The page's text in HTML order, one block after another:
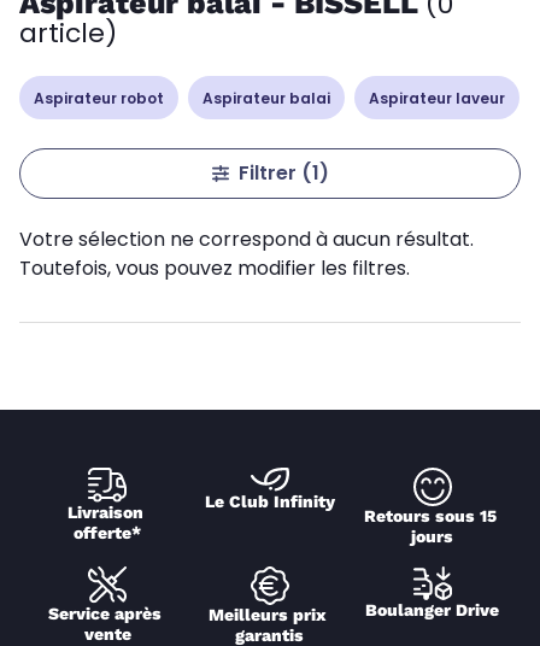
article)
Aspirateur robot Aspirateur balai Aspirateur laveur
Filtrer (1)
Votre sélection ne correspond à aucun résultat.
Toutefois, vous pouvez modifier les filtres.
Livraison
offerte*
Le Club Infinity
Retours sous 15
jours
Service après
vente
Meilleurs prix
garantis
Boulanger Drive